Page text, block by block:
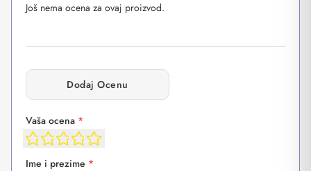
Još nema ocena za ovaj proizvod.
Dodaj Ocenu
Vaša ocena *
Ime i prezime *